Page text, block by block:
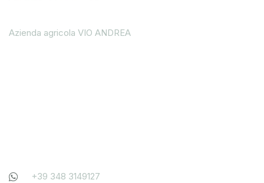
Azienda agricola VIO ANDREA
+39 348 3149127